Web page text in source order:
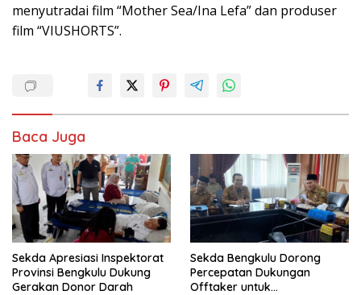
menyutradai film “Mother Sea/Ina Lefa” dan produser
film “VIUSHORTS”.
Baca Juga
Sekda Apresiasi Inspektorat
Provinsi Bengkulu Dukung
Gerakan Donor Darah
Sekda Bengkulu Dorong
Percepatan Dukungan
Offtaker untuk